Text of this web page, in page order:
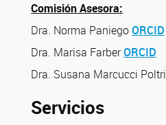
Comisión Asesora:
Dra. Norma PaniegoORCID
Dra. Marisa FarberORCID
Dra. Susana Marcucci Poltri
Servicios